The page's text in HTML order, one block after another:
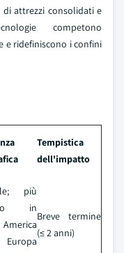
attrezzi consolidati e
competono
e ridefiniscono i confini
Tempistica
dell'impatto
più
in
Breve termine
(≤ 2 anni)